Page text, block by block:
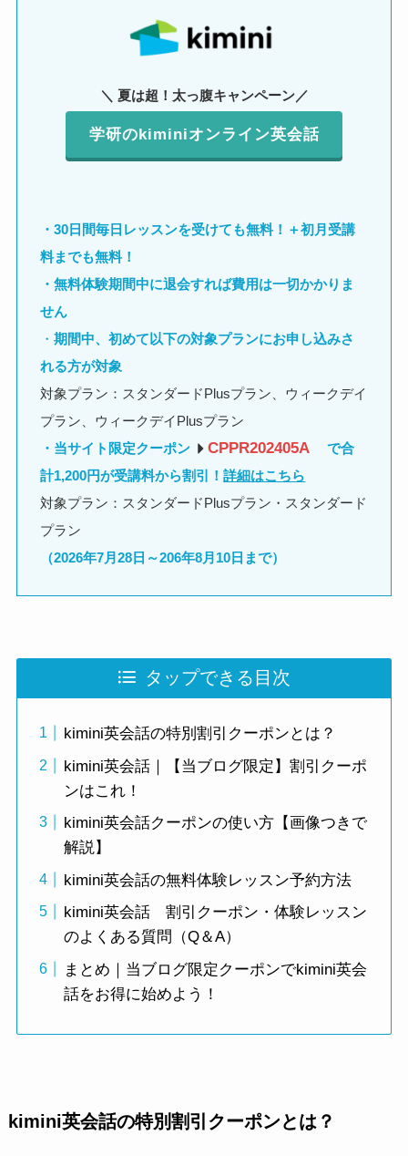
＼ 夏は超！太っ腹キャンペーン／
学研のkiminiオンライン英会話
・30日間毎日レッスンを受けても無料！＋初月受講
料までも無料！
・無料体験期間中に退会すれば費用は一切かかりま
せん
・期間中、初めて以下の対象プランにお申し込みさ
れる方が対象
対象プラン：スタンダードPlusプラン、ウィークデイ
プラン、ウィークデイPlusプラン
・当サイト限定クーポン
CPPR202405A
で合
計1,200円が受講料から割引！詳細はこちら
対象プラン：スタンダードPlusプラン・スタンダード
プラン
（2026年7月28日～206年8月10日まで）
タップできる目次
kimini英会話の特別割引クーポンとは？
kimini英会話｜【当ブログ限定】割引クーポ
ンはこれ！
kimini英会話クーポンの使い方【画像つきで
解説】
kimini英会話の無料体験レッスン予約方法
kimini英会話 割引クーポン・体験レッスン
のよくある質問（Q＆A）
まとめ｜当ブログ限定クーポンでkimini英会
話をお得に始めよう！
kimini英会話の特別割引クーポンとは？